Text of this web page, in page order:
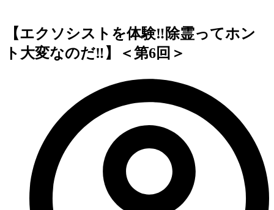
【エクソシストを体験‼️除霊ってホン
ト大変なのだ‼️】＜第6回＞